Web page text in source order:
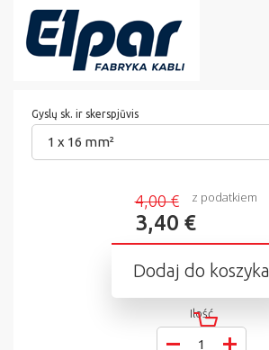
Gyslų sk. ir skerspjūvis
1 x 16 mm²
4,00 €
3,40 €
z podatkiem
Dodaj do koszyka
Ilość